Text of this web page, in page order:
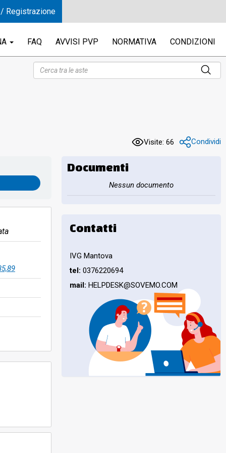
FAQ AVVISI PVP NORMATIVA CONDIZIONI
Visite: 66 Condividi
Documenti
Nessun documento
Contatti
IVG Mantova
tel: 0376220694
mail: HELPDESK@SOVEMO.COM
Registrazione